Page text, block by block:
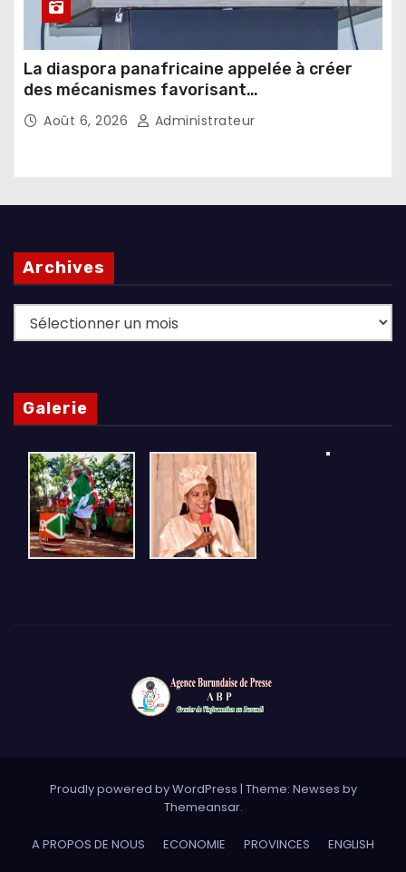
La diaspora panafricaine appelée à créer
des mécanismes favorisant
l’investissement dans les pays d’origine
Août 6, 2026 Administrateur
Archives
Archives
Galerie
Proudly powered by WordPress | Theme: Newses by
Themeansar.
A PROPOS DE NOUS ECONOMIE PROVINCES ENGLISH